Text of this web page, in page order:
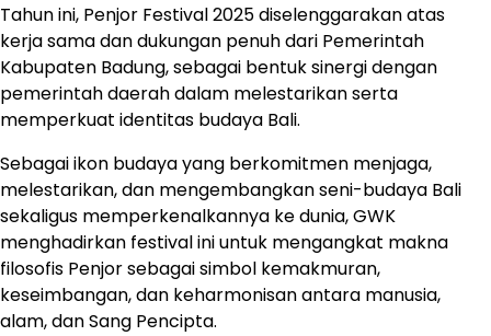
Tahun ini, Penjor Festival 2025 diselenggarakan atas
kerja sama dan dukungan penuh dari Pemerintah
Kabupaten Badung, sebagai bentuk sinergi dengan
pemerintah daerah dalam melestarikan serta
memperkuat identitas budaya Bali.
Sebagai ikon budaya yang berkomitmen menjaga,
melestarikan, dan mengembangkan seni-budaya Bali
sekaligus memperkenalkannya ke dunia, GWK
menghadirkan festival ini untuk mengangkat makna
filosofis Penjor sebagai simbol kemakmuran,
keseimbangan, dan keharmonisan antara manusia,
alam, dan Sang Pencipta.